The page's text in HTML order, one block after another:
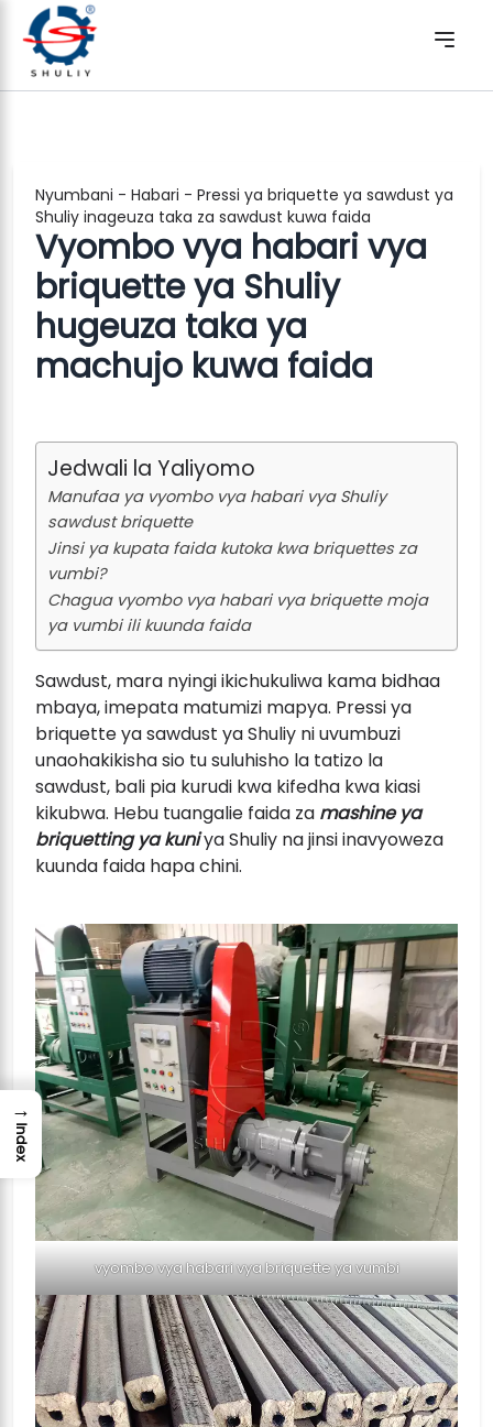
Nyumbani - Habari - Pressi ya briquette ya sawdust ya
Shuliy inageuza taka za sawdust kuwa faida
Vyombo vya habari vya
briquette ya Shuliy
hugeuza taka ya
machujo kuwa faida
Jedwali la Yaliyomo
Manufaa ya vyombo vya habari vya Shuliy
sawdust briquette
Jinsi ya kupata faida kutoka kwa briquettes za
vumbi?
Chagua vyombo vya habari vya briquette moja
ya vumbi ili kuunda faida
Sawdust, mara nyingi ikichukuliwa kama bidhaa
mbaya, imepata matumizi mapya. Pressi ya
briquette ya sawdust ya Shuliy ni uvumbuzi
unaohakikisha sio tu suluhisho la tatizo la
sawdust, bali pia kurudi kwa kifedha kwa kiasi
kikubwa. Hebu tuangalie faida za mashine ya
briquetting ya kuniya Shuliy na jinsi inavyoweza
kuunda faida hapa chini.
vyombo vya habari vya briquette ya vumbi
→
Index